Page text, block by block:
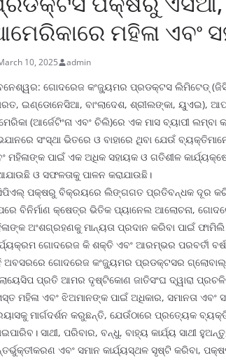
ମହିଳା ଏବଂ
10, 2025 admin
ଗୋଦରେଜ କଂଜ୍ୟୁମର ପ୍ରଡକ୍ଟସ ଲିମିଟେଡ୍
ଇଣ୍ଡୋନେସିଆ, ବାଂଲାଦେଶ, ଶ୍ରୀଲଙ୍କା, ୟୁଏଇ),
(ଆର୍ଜେଟିଂନା ଏବଂ ଚିଲି)ରେ ଏକ ମାସ ବ୍ୟାପୀ
ସଂସ୍ଥା ଭିତରେ ଓ ବାହାରେ ଥିବା ଯେଉଁ
ମହିଳାଙ୍କ ପାଇଁ ଏକ ଅଧିକ ସହାୟକ ଓ ଗତିଶୀଳ
ଓ ସଫଳତାକୁ ପାଳନ କରାଯାଉଛି।
ପକ୍ଷରୁ ବିକ୍ରୟରେ ଲିଙ୍ଗଗତ ପ୍ରତିବନ୍ଧକ ଦୂର
ବିନିର୍ମାଣ କ୍ଷେତ୍ର ଭିତିକ ପ୍ୟାନେଲ ଆଲୋଚନା,
ଅଂଶଗ୍ରହଣକୁ ମାନ୍ୟତା ପ୍ରଦାନ କରିବା ପାଇଁ
ଗୋଦରେଜ କି ଶକ୍ତି ଏବଂ ଆରମ୍ଭର ପରବର୍ତୀ
ଅବସରରେ ଗୋଦରେଜ କଂଜ୍ୟୁମର ପ୍ରଡକ୍ଟସର ଗ୍ଲୋବାଲ୍
ପ୍ରତି ଆମର ଦୃଷ୍ଟିକୋଣ ଜାତିସଂଘ ଦ୍ୱାରା
ମହିଳା ଏବଂ ଝିଅମାନଙ୍କ ପାଇଁ ଅଧିକାର, ସମାନତା
ମାର୍ଗଦର୍ଶନ କରୁଛନ୍ତି, ଯେଉଁଠାରେ ପ୍ରତ୍ୟେକ
ସାଥୀ, ପରିବାର, ବନ୍ଧୁ, ବାହ୍ୟ କାର୍ଯ୍ୟ ସାଥୀ
ଏବଂ ସମାନ କାର୍ଯ୍ୟସ୍ଥଳ ସୃଷ୍ଟି କରିବା,